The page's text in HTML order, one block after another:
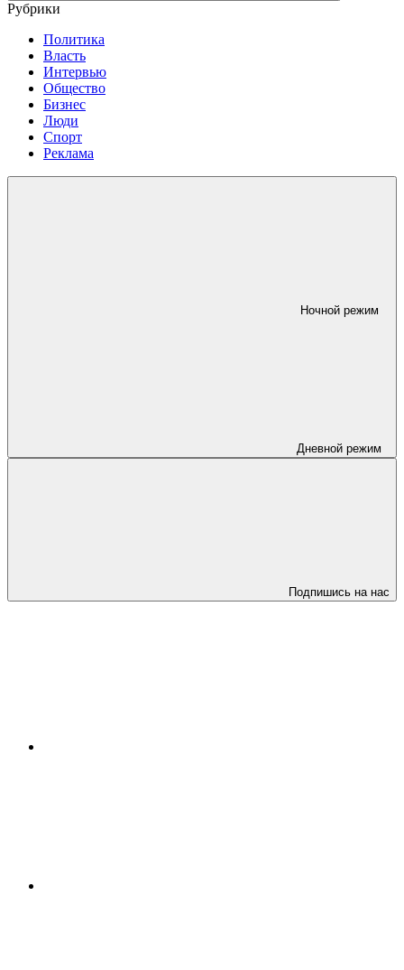
Рубрики
Политика
Власть
Интервью
Общество
Бизнес
Люди
Спорт
Реклама
Ночной режим
Дневной режим
Подпишись на нас